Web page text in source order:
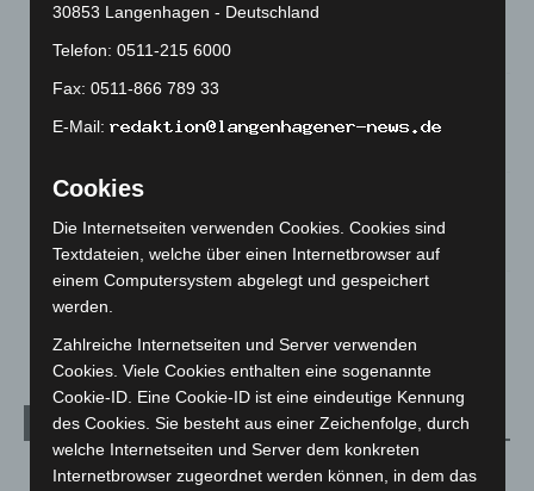
eingedämmt
6. August 2026
Region Hannover: 21 neue Notfallsanitäter starten beim
Roten Kreuz
Mann läuft mit Hockeyschläger über A7 – Polizei sucht
Zeugen
5. August 2026
Celle: Mensch stirbt bei Bagger-Unfall auf Baustelle
Kategorien
Blaulicht 2.799
30853 Langenhagen - Deutschland
Telefon: 0511-215 6000
Fax: 0511-866 789 33
E-Mail:
Cookies
Die Internetseiten verwenden Cookies. Cookies sind
Textdateien, welche über einen Internetbrowser auf
einem Computersystem abgelegt und gespeichert
werden.
Zahlreiche Internetseiten und Server verwenden
Cookies. Viele Cookies enthalten eine sogenannte
Cookie-ID. Eine Cookie-ID ist eine eindeutige Kennung
des Cookies. Sie besteht aus einer Zeichenfolge, durch
welche Internetseiten und Server dem konkreten
Internetbrowser zugeordnet werden können, in dem das